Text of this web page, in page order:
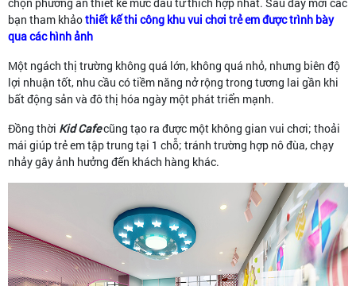
bạn tham khảothiết kế thi công khu vui chơi trẻ em được trình bày
qua các hình ảnh
Một ngách thị trường không quá lớn, không quá nhỏ, nhưng biên độ
lợi nhuận tốt, nhu cầu có tiềm năng nở rộng trong tương lai gần khi
bất động sản và đô thị hóa ngày một phát triển mạnh.
Đồng thời Kid Cafecũng tạo ra được một không gian vui chơi; thoải
mái giúp trẻ em tập trung tại 1 chỗ; tránh trường hợp nô đùa, chạy
nhảy gây ảnh hưởng đến khách hàng khác.